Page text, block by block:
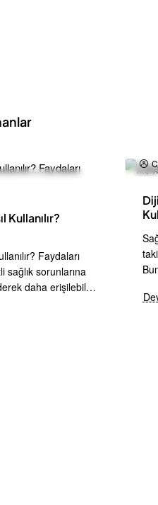
Kullanılır?
Faydaları
daha erişilebilir
Stimülasyonu)
en